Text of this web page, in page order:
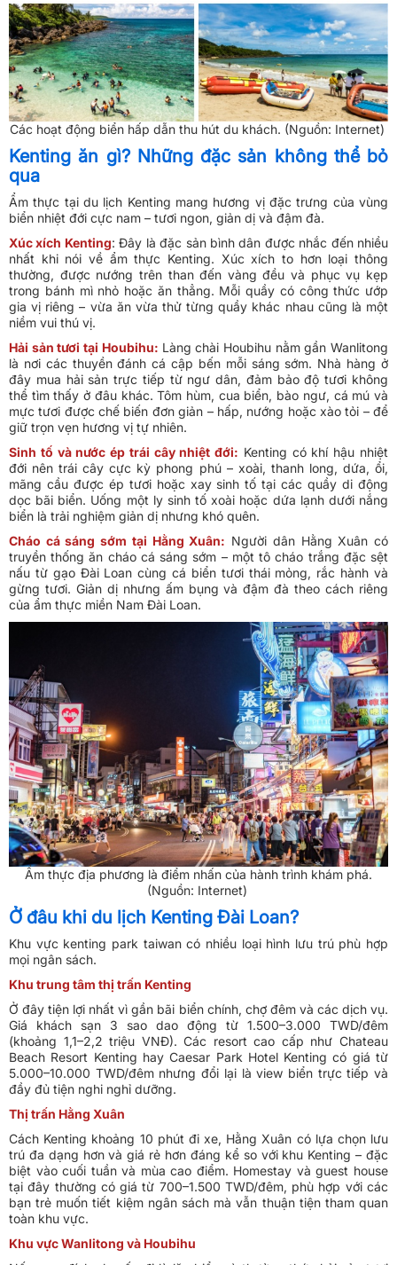
Các hoạt động biển hấp dẫn thu hút du khách. (Nguồn: Internet)
Kenting ăn gì? Những đặc sản không thể bỏ
qua
Ẩm thực tại du lịch Kenting mang hương vị đặc trưng của vùng
biển nhiệt đới cực nam – tươi ngon, giản dị và đậm đà.
Xúc xích Kenting: Đây là đặc sản bình dân được nhắc đến nhiều
nhất khi nói về ẩm thực Kenting. Xúc xích to hơn loại thông
thường, được nướng trên than đến vàng đều và phục vụ kẹp
trong bánh mì nhỏ hoặc ăn thẳng. Mỗi quầy có công thức ướp
gia vị riêng – vừa ăn vừa thử từng quầy khác nhau cũng là một
niềm vui thú vị.
Hải sản tươi tại Houbihu: Làng chài Houbihu nằm gần Wanlitong
là nơi các thuyền đánh cá cập bến mỗi sáng sớm. Nhà hàng ở
đây mua hải sản trực tiếp từ ngư dân, đảm bảo độ tươi không
thể tìm thấy ở đâu khác. Tôm hùm, cua biển, bào ngư, cá mú và
mực tươi được chế biến đơn giản – hấp, nướng hoặc xào tỏi – để
giữ trọn vẹn hương vị tự nhiên.
Sinh tố và nước ép trái cây nhiệt đới: Kenting có khí hậu nhiệt
đới nên trái cây cực kỳ phong phú – xoài, thanh long, dứa, ổi,
mãng cầu được ép tươi hoặc xay sinh tố tại các quầy di động
dọc bãi biển. Uống một ly sinh tố xoài hoặc dứa lạnh dưới nắng
biển là trải nghiệm giản dị nhưng khó quên.
Cháo cá sáng sớm tại Hằng Xuân: Người dân Hằng Xuân có
truyền thống ăn cháo cá sáng sớm – một tô cháo trắng đặc sệt
nấu từ gạo Đài Loan cùng cá biển tươi thái mỏng, rắc hành và
gừng tươi. Giản dị nhưng ấm bụng và đậm đà theo cách riêng
của ẩm thực miền Nam Đài Loan.
Ẩm thực địa phương là điểm nhấn của hành trình khám phá.
(Nguồn: Internet)
Ở đâu khi du lịch Kenting Đài Loan?
Khu vực kenting park taiwan có nhiều loại hình lưu trú phù hợp
mọi ngân sách.
Khu trung tâm thị trấn Kenting
Ở đây tiện lợi nhất vì gần bãi biển chính, chợ đêm và các dịch vụ.
Giá khách sạn 3 sao dao động từ 1.500–3.000 TWD/đêm
(khoảng 1,1–2,2 triệu VNĐ). Các resort cao cấp như Chateau
Beach Resort Kenting hay Caesar Park Hotel Kenting có giá từ
5.000–10.000 TWD/đêm nhưng đổi lại là view biển trực tiếp và
đầy đủ tiện nghi nghỉ dưỡng.
Thị trấn Hằng Xuân
Cách Kenting khoảng 10 phút đi xe, Hằng Xuân có lựa chọn lưu
trú đa dạng hơn và giá rẻ hơn đáng kể so với khu Kenting – đặc
biệt vào cuối tuần và mùa cao điểm. Homestay và guest house
tại đây thường có giá từ 700–1.500 TWD/đêm, phù hợp với các
bạn trẻ muốn tiết kiệm ngân sách mà vẫn thuận tiện tham quan
toàn khu vực.
Khu vực Wanlitong và Houbihu